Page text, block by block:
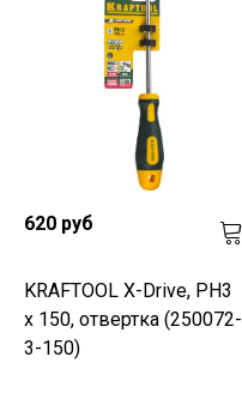
620 руб
KRAFTOOL Х-Drive, PH3
x 150, отвертка (250072-
3-150)